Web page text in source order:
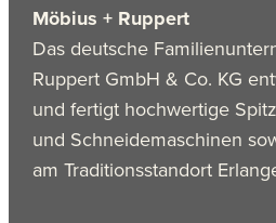
Möbius + Ruppert
Das deutsche
Ruppert GmbH & Co. KG
und fertigt hochwertige
und Schneidemaschinen
am Traditionsstandort